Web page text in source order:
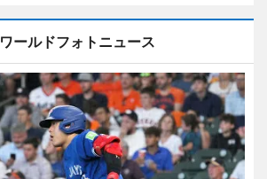
ワールドフォトニュース